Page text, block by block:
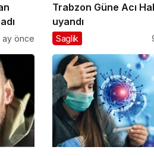
ay önce
Trabzon Güne Acı
uyandı
Saglik